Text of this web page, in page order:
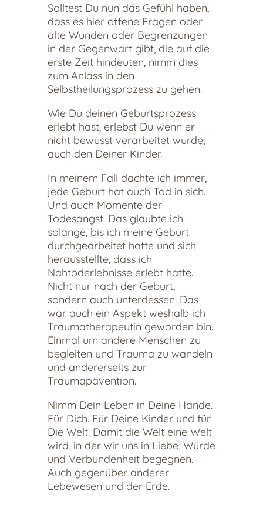
Solltest Du nun das Gefühl haben,
dass es hier offene Fragen oder
alte Wunden oder Begrenzungen
in der Gegenwart gibt, die auf die
erste Zeit hindeuten, nimm dies
zum Anlass in den
Selbstheilungsprozess zu gehen.
Wie Du deinen Geburtsprozess
erlebt hast, erlebst Du wenn er
nicht bewusst verarbeitet wurde,
auch den Deiner Kinder.
In meinem Fall dachte ich immer,
jede Geburt hat auch Tod in sich.
Und auch Momente der
Todesangst. Das glaubte ich
solange, bis ich meine Geburt
durchgearbeitet hatte und sich
herausstellte, dass ich
Nahtoderlebnisse erlebt hatte.
Nicht nur nach der Geburt,
sondern auch unterdessen. Das
war auch ein Aspekt weshalb ich
Traumatherapeutin geworden bin.
Einmal um andere Menschen zu
begleiten und Trauma zu wandeln
und andererseits zur
Traumapävention.
Nimm Dein Leben in Deine Hände.
Für Dich. Für Deine Kinder und für
Die Welt. Damit die Welt eine Welt
wird, in der wir uns in Liebe, Würde
und Verbundenheit begegnen.
Auch gegenüber anderer
Lebewesen und der Erde.